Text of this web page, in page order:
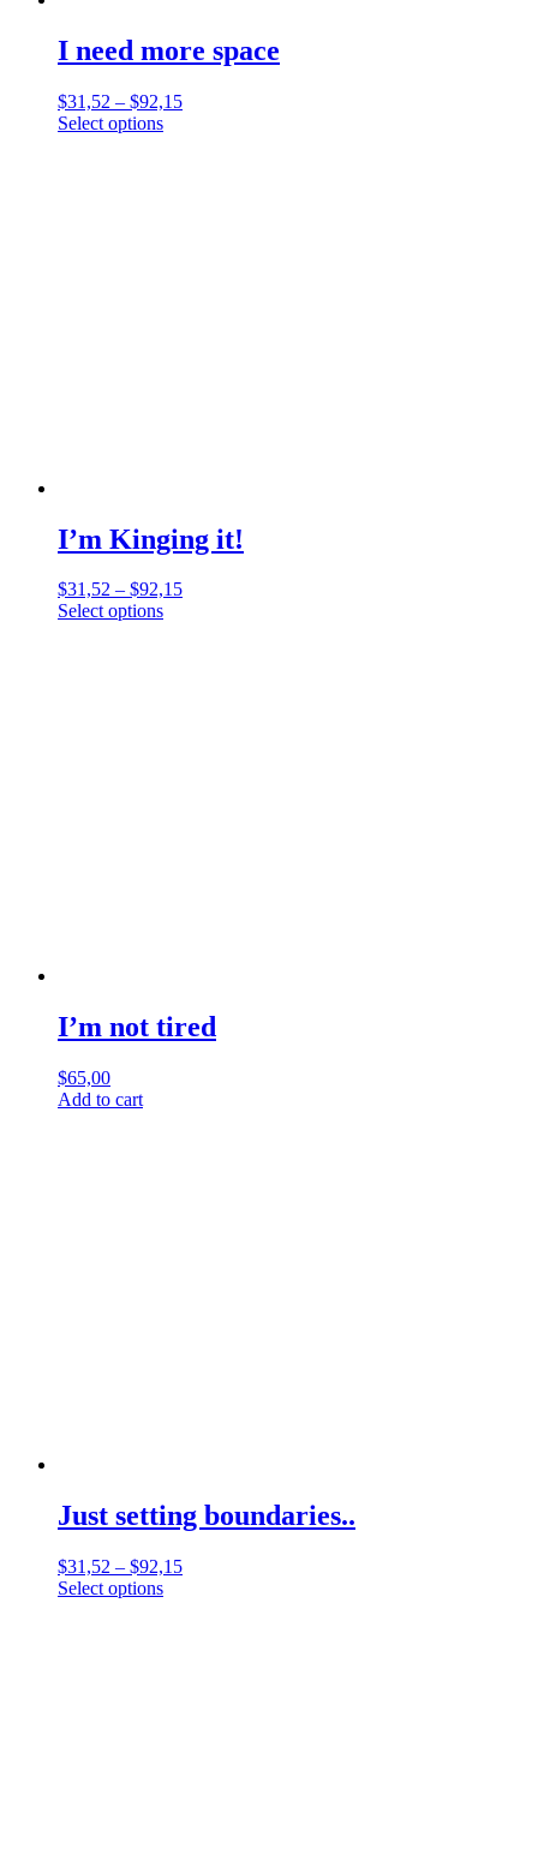
I need more space
$31,52 – $92,15
Select options
I’m Kinging it!
$31,52 – $92,15
Select options
I’m not tired
$65,00
Add to cart
Just setting boundaries..
$31,52 – $92,15
Select options